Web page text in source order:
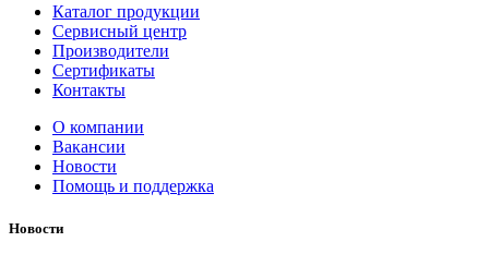
Каталог продукции
Сервисный центр
Производители
Сертификаты
Контакты
О компании
Вакансии
Новости
Помощь и поддержка
Новости